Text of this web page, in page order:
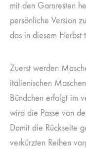
mit den Garnresten
persönliche Version
das in diesem Herbst
Zuerst werden
italienischen
Bündchen erfolgt im
wird die Passe von
Damit die Rückseite
verkürzten Reihen